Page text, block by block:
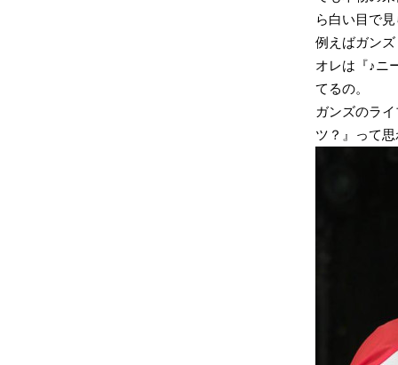
ら白い目で
例えばガン
オレは『♪ニ
てるの。
ガンズのラ
ツ？』って